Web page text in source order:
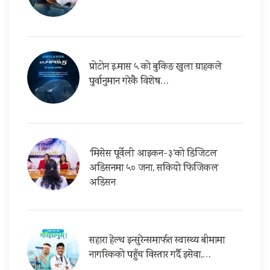
प्रोटोन इ.मास ५ को बुकिङ खुला ग्राहकले
पुर्वानुमान गरेकै विशेष…
‘मिसेस पूर्वेली आइकन-३’को डिजिटल
अडिसनमा ५० जना, सकियो फिजिकल
अडिसन
सहारा हेल्थ इन्सुरेन्समार्फत स्वास्थ्य बीमामा
नागरिकको पहुँच विस्तार गर्दै इसेवा,…